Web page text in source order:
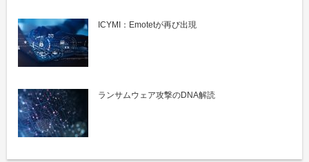
ICYMI：Emotetが再び出現
ランサムウェア攻撃のDNA解読